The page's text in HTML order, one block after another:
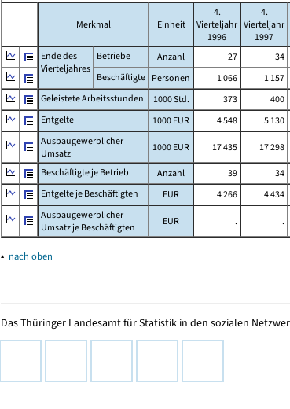
Merkmal Einheit
4.
Vierteljahr
1996
4.
Vierteljahr
1997
Ende des
Vierteljahres
Betriebe Anzahl 27 34
Beschäftigte Personen 1 066 1 157
Geleistete Arbeitsstunden
1000 Std. 373 400
Entgelte
1000 EUR 4 548 5 130
Ausbaugewerblicher
Umsatz
1000 EUR 17 435 17 298
Beschäftigte je Betrieb
Anzahl 39 34
Entgelte je Beschäftigten
EUR 4 266 4 434
Ausbaugewerblicher
Umsatz je Beschäftigten
EUR . .
▴ nach oben
Das Thüringer Landesamt für Statistik in den sozialen